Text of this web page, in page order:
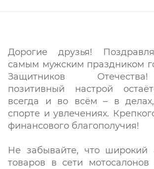
Дорогие друзья!
самым мужским праздником
Защитников
позитивный настрой
всегда и во всём – в
спорте и увлечениях.
финансового благополучия!
Не забывайте, что широкий
товаров в сети